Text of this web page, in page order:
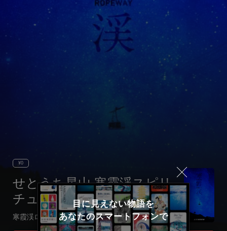
¥0
せとうち星山 寒霞渓スピリ
チュアル ナイトツアー
寒霞渓ロープウェイ
目に見えない物語を
あなたのスマートフォンで